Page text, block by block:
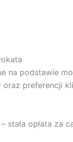
na podstawie
preferencji
– stała opłata za